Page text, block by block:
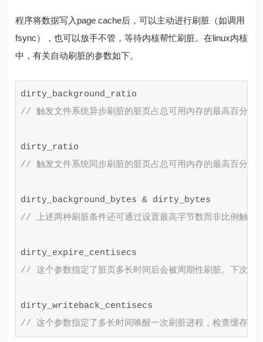
程序将数据写入page cache后，可以主动进行刷脏（如调用
fsync），也可以放手不管，等待内核帮忙刷脏。在linux内核
中，有关自动刷脏的参数如下。
dirty_background_ratio
// 触发文件系统异步刷脏的脏页占总可用内存的最高百分比
dirty_ratio
// 触发文件系统同步刷脏的脏页占总可用内存的最高百分比
dirty_background_bytes &
dirty_bytes
// 上述两种刷脏条件还可通过设置最高字节数而非比例触
dirty_expire_centisecs
// 这个参数指定了脏页多长时间后会被周期性刷脏。下次周
dirty_writeback_centisecs
// 这个参数指定了多长时间唤醒一次刷脏进程，检查缓存并